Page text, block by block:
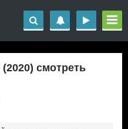
смотреть